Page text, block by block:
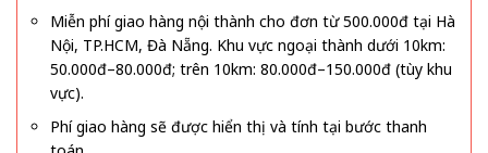
Miễn phí giao hàng nội thành cho đơn từ 500.000đ tại Hà
Nội, TP.HCM, Đà Nẵng. Khu vực ngoại thành dưới 10km:
50.000đ–80.000đ; trên 10km: 80.000đ–150.000đ (tùy khu
vực).
Phí giao hàng sẽ được hiển thị và tính tại bước thanh